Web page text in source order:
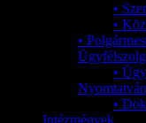
•
•
•
•
•
Intézmények